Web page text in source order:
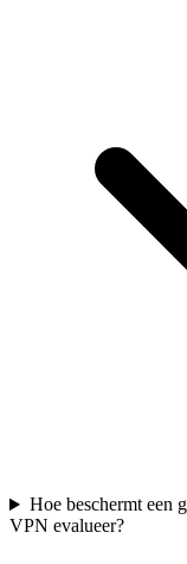
Hoe beschermt een
VPN evalueer?